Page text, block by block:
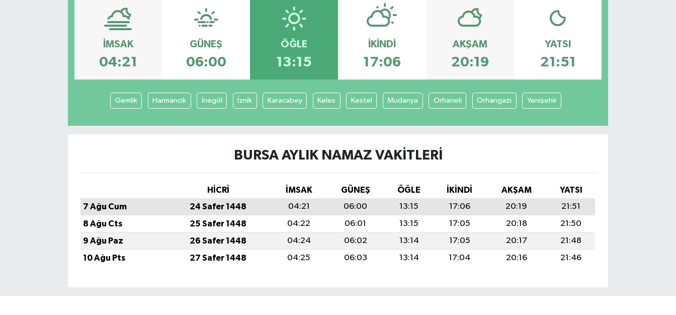
İMSAK
04:21
GÜNEŞ
06:00
ÖĞLE
13:15
İKINDI
17:06
AKŞAM
20:19
YATSI
21:51
Gemlik Harmancık İnegöl İznik Karacabey Keles Kestel Mudanya Orhaneli Orhangazi Yenişehir
BURSA AYLIK NAMAZ VAKITLERI
HİCRİ İMSAK GÜNEŞ ÖĞLE İKINDI AKŞAM
YATSI
7 Ağu Cum
24 Safer 1448 04:21 06:00 13:15 17:06 20:19
21:51
8 Ağu Cts
25 Safer 1448 04:22 06:01 13:15 17:05 20:18
21:50
9 Ağu Paz
26 Safer 1448 04:24 06:02 13:14 17:05 20:17
21:48
10 Ağu Pts
27 Safer 1448 04:25 06:03 13:14 17:04 20:16 21:46